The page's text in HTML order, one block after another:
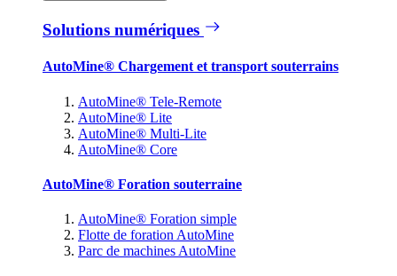
Solutions numériques
AutoMine® Chargement et transport souterrains
AutoMine® Tele-Remote
AutoMine® Lite
AutoMine® Multi-Lite
AutoMine® Core
AutoMine® Foration souterraine
AutoMine® Foration simple
Flotte de foration AutoMine
Parc de machines AutoMine